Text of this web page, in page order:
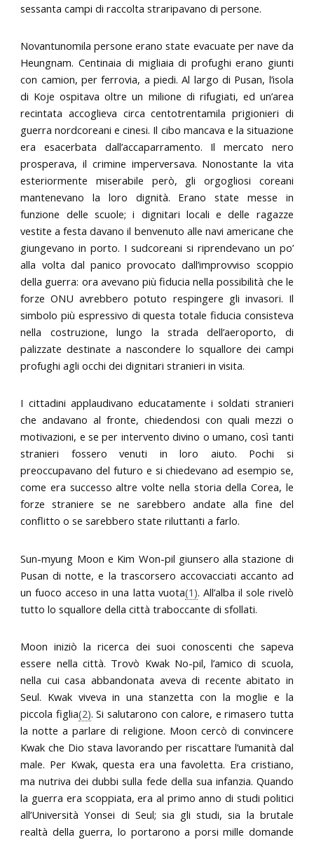
sessanta campi di raccolta straripavano di persone.
Novantunomila persone erano state evacuate per nave da
Heungnam. Centinaia di migliaia di profughi erano giunti
con camion, per ferrovia, a piedi. Al largo di Pusan, l’isola
di Koje ospitava oltre un milione di rifugiati, ed un’area
recintata accoglieva circa centotrentamila prigionieri di
guerra nordcoreani e cinesi. Il cibo mancava e la situazione
era esacerbata dall’accaparramento. Il mercato nero
prosperava, il crimine imperversava. Nonostante la vita
esteriormente miserabile però, gli orgogliosi coreani
mantenevano la loro dignità. Erano state messe in
funzione delle scuole; i dignitari locali e delle ragazze
vestite a festa davano il benvenuto alle navi americane che
giungevano in porto. I sudcoreani si riprendevano un po’
alla volta dal panico provocato dall’improvviso scoppio
della guerra: ora avevano più fiducia nella possibilità che le
forze ONU avrebbero potuto respingere gli invasori. Il
simbolo più espressivo di questa totale fiducia consisteva
nella costruzione, lungo la strada dell’aeroporto, di
palizzate destinate a nascondere lo squallore dei campi
profughi agli occhi dei dignitari stranieri in visita.
I cittadini applaudivano educatamente i soldati stranieri
che andavano al fronte, chiedendosi con quali mezzi o
motivazioni, e se per intervento divino o umano, così tanti
stranieri fossero venuti in loro aiuto. Pochi si
preoccupavano del futuro e si chiedevano ad esempio se,
come era successo altre volte nella storia della Corea, le
forze straniere se ne sarebbero andate alla fine del
conflitto o se sarebbero state riluttanti a farlo.
Sun-myung Moon e Kim Won-pil giunsero alla stazione di
Pusan di notte, e la trascorsero accovacciati accanto ad
un fuoco acceso in una latta vuota(1). All’alba il sole rivelò
tutto lo squallore della città traboccante di sfollati.
Moon iniziò la ricerca dei suoi conoscenti che sapeva
essere nella città. Trovò Kwak No-pil, l’amico di scuola,
nella cui casa abbandonata aveva di recente abitato in
Seul. Kwak viveva in una stanzetta con la moglie e la
piccola figlia(2). Si salutarono con calore, e rimasero tutta
la notte a parlare di religione. Moon cercò di convincere
Kwak che Dio stava lavorando per riscattare l’umanità dal
male. Per Kwak, questa era una favoletta. Era cristiano,
ma nutriva dei dubbi sulla fede della sua infanzia. Quando
la guerra era scoppiata, era al primo anno di studi politici
all’Università Yonsei di Seul; sia gli studi, sia la brutale
realtà della guerra, lo portarono a porsi mille domande